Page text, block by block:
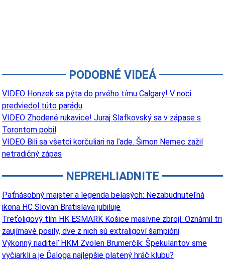
PODOBNÉ VIDEÁ
VIDEO Honzek sa pýta do prvého tímu Calgary! V noci
predviedol túto parádu
VIDEO Zhodené rukavice! Juraj Slafkovský sa v zápase s
Torontom pobil
VIDEO Bili sa všetci korčuliari na ľade. Šimon Nemec zažil
netradičný zápas
NEPREHLIADNITE
Päťnásobný majster a legenda belasých: Nezabudnuteľná
ikona HC Slovan Bratislava jubiluje
Treťoligový tím HK ESMARK Košice masívne zbrojí. Oznámil tri
zaujímavé posily, dve z nich sú extraligoví šampióni
Výkonný riaditeľ HKM Zvolen Brumerčík: Špekulantov sme
vyčiarkli a je Ďaloga najlepšie platený hráč klubu?